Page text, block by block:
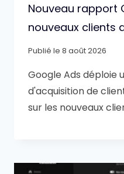
Nouveau rapport
nouveaux clients
Publié le 8 août 2026
Google Ads déploie
d'acquisition de
sur les nouveaux